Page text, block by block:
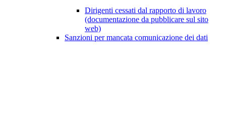
Dirigenti cessati dal rapporto di lavoro
(documentazione da pubblicare sul sito
web)
Sanzioni per mancata comunicazione dei dati